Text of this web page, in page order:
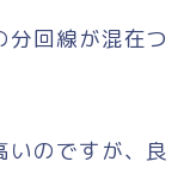
回線が混在つ
いのですが、良